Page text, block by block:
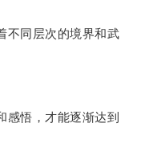
同层次的境界和武
悟，才能逐渐达到